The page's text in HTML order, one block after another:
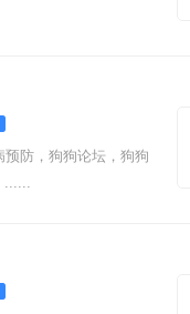
防，狗狗论坛，狗狗
......